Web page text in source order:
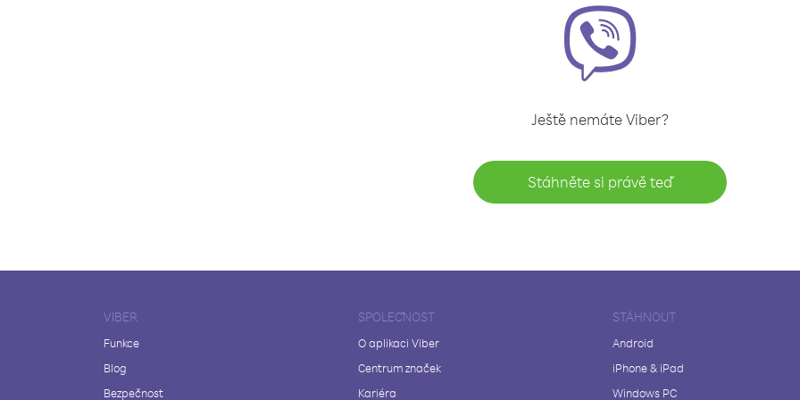
Ještě nemáte Viber?
Stáhněte si právě teď
VIBER
Funkce
Blog
Bezpečnost
SPOLEČNOST
O aplikaci Viber
Centrum značek
Kariéra
STÁHNOUT
Android
iPhone & iPad
Windows PC